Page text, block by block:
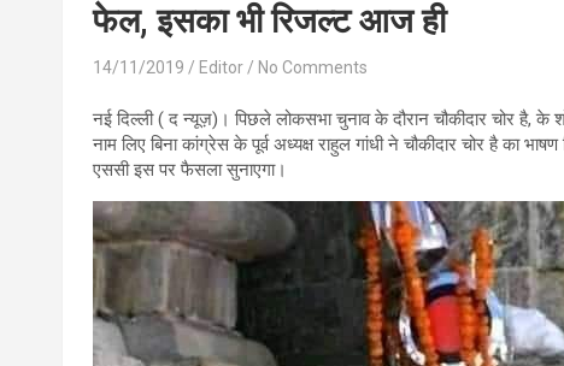
फेल, इसका भी रिजल्ट आज ही
14/11/2019 Editor No Comments
नई दिल्ली ( द न्यूज़)। पिछले लोकसभा चुनाव के दौरान चौकीदार चोर है, के
नाम लिए बिना कांग्रेस के पूर्व अध्यक्ष राहुल गांधी ने चौकीदार चोर है का
एससी इस पर फैसला सुनाएगा।